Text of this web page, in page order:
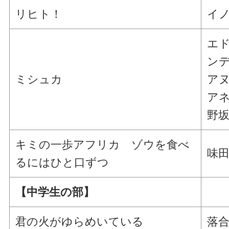
リヒト！ イ
ミシュカ
エ
ン
ア
ア
野
キミの一歩アフリカ ゾウを食べ
るにはひと口ずつ
味
【中学生の部】
君の火がゆらめいている 落